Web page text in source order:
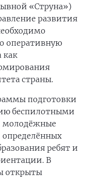
«Струна»)
развития
оперативную
как
страны.
подготовки
беспилотными
молодёжные
ребят и
В
открыты